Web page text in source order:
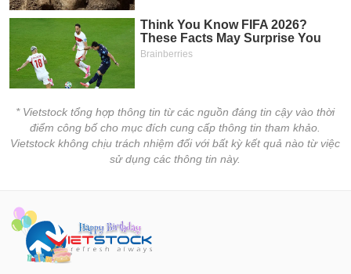
* Vietstock tổng hợp thông tin từ các nguồn đáng tin cậy vào thời
điểm công bố cho mục đích cung cấp thông tin tham khảo.
Vietstock không chịu trách nhiệm đối với bất kỳ kết quả nào từ việc
sử dụng các thông tin này.